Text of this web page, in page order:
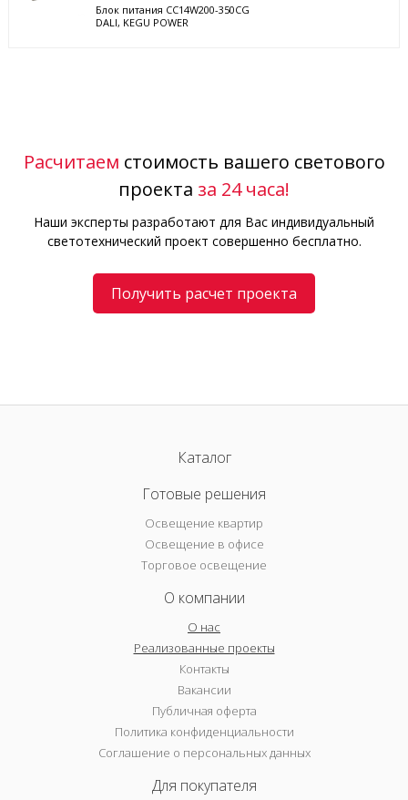
Блок питания CC14W200-350CG
DALI, KEGU POWER
Расчитаем стоимость вашего светового
проекта за 24 часа!
Наши эксперты разработают для Вас индивидуальный
светотехнический проект совершенно бесплатно.
Получить расчет проекта
Каталог
Готовые решения
Освещение квартир
Освещение в офисе
Торговое освещение
О компании
О нас
Реализованные проекты
Контакты
Вакансии
Публичная оферта
Политика конфиденциальности
Соглашение о персональных данных
Для покупателя